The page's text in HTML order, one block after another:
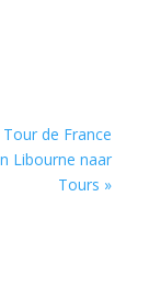
de France
Libourne naar
Tours »